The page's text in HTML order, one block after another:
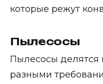
которые режут
Пылесосы
Пылесосы делятся
разными